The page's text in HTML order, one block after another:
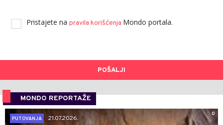
Pristajete na pravila korišćenja Mondo portala.
POŠALJI
MONDO REPORTAŽE
0
PUTOVANJA
21.07.2026.